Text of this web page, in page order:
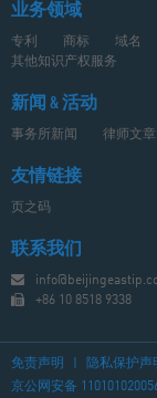
业务领域
专利 商标 域名
其他知识产权服务
新闻 & 活动
事务所新闻 律师文章
友情链接
页之码
联系我们
+86 10 8518 9338
免责声明
隐私保护声
京公网安备